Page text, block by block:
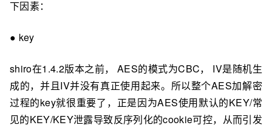
下因素：
● key
shiro在1.4.2版本之前， AES的模式为CBC， IV是随机生
成的，并且IV并没有真正使用起来。所以整个AES加解密
过程的key就很重要了，正是因为AES使用默认的KEY/常
见的KEY/KEY泄露导致反序列化的cookie可控，从⽽引发